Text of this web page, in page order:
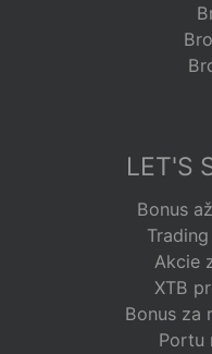
LET'S
Bonus
Akcie
XTB
Bonus za
Portu